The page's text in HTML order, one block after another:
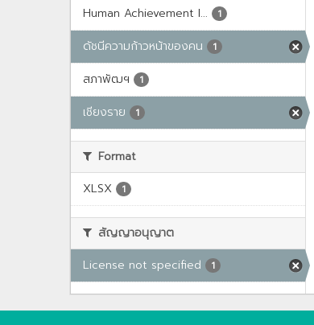
Human Achievement I... 1
ดัชนีความก้าวหน้าของคน 1
สภาพัฒฯ 1
เชียงราย 1
Format
XLSX
1
สัญญาอนุญาต
License not specified
1